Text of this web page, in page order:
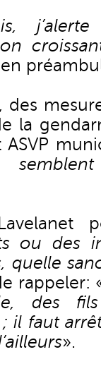
des
la
semblent
ou des
quelle
rappeler:
des
il faut
».